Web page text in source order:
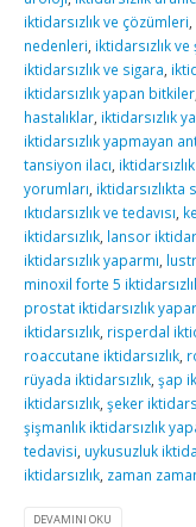
iktidarsızlık ve çözümleri,
nedenleri, iktidarsızlık ve
iktidarsızlık ve sigara,
iktidarsızlık yapan bitkiler
hastalıklar, iktidarsızlık
iktidarsızlık yapmayan
tansiyon ilacı,
yorumları, iktidarsızlıkta
ıktıdarsızlık ve tedavısı,
iktidarsızlık, lansor
iktidarsızlık yaparmı,
minoxil forte 5
prostat iktidarsızlık
iktidarsızlık, risperdal
roaccutane iktidarsızlık,
rüyada iktidarsızlık, şap
iktidarsızlık, şeker
şişmanlık iktidarsızlık
tedavisi, uykusuzluk
iktidarsızlık, zaman
DEVAMINI OKU